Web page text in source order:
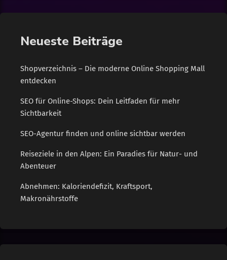
Neueste Beiträge
Shopverzeichnis – Die moderne Online Shopping Mall
entdecken
SEO für Online-Shops: Dein Leitfaden für mehr
Sichtbarkeit
SEO-Agentur finden und online sichtbar werden
Reiseziele in den Alpen: Ein Paradies für Natur- und
Abenteuer
Abnehmen: Kaloriendefizit, Kraftsport,
Makronährstoffe